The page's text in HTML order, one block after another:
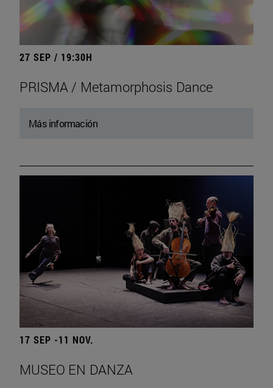
27 SEP / 19:30H
PRISMA / Metamorphosis Dance
Más información
17 SEP -11 NOV.
MUSEO EN DANZA